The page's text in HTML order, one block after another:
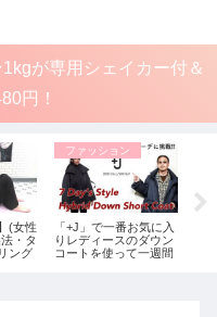
が専用シェイカー付＆
円！
(女性
・タ
ング
ファッション
「+J」で一番お気に入
りレディースのダウン
コートを使って一週間